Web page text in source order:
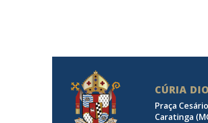
CÚRIA
Praça
Caratinga